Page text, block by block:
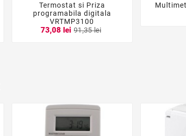
  
Termostat si Priza
programabila digitala
VRTMP3100
73,08 lei 91,35 lei